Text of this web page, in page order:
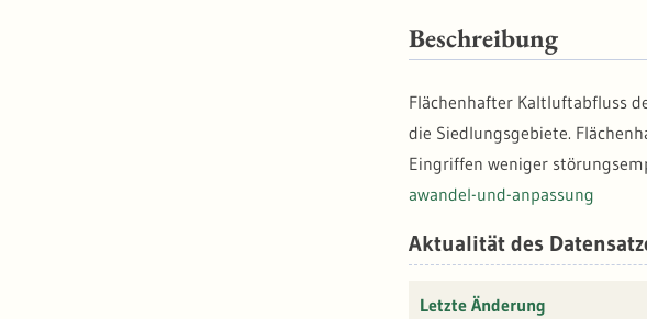
Beschreibung
Flächenhafter Kaltluftabfluss
die Siedlungsgebiete.
Eingriffen weniger
awandel-und-anpassung
Aktualität des
Letzte Änderung